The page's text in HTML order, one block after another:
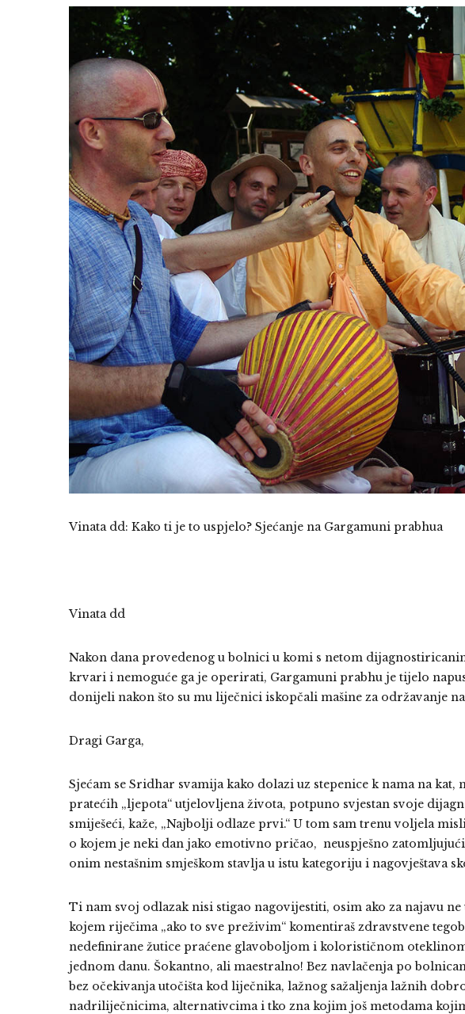
Vinata dd: Kako ti je to uspjelo? Sjećanje na Gargamuni prabhua
Vinata dd
Nakon dana provedenog u bolnici u komi s netom
krvari i nemoguće ga je operirati, Gargamuni prabhu je tijelo
donijeli nakon što su mu liječnici iskopčali mašine za održavanje
Dragi Garga,
Sjećam se Sridhar svamija kako dolazi uz stepenice k nama na
pratećih „ljepota“ utjelovljena života, potpuno svjestan svoje
smiješeći, kaže, „Najbolji odlaze prvi.“ U tom sam trenu voljela
o kojem je neki dan jako emotivno pričao, neuspješno zatomljujući
onim nestašnim smješkom stavlja u istu kategoriju i nagovještava
Ti nam svoj odlazak nisi stigao nagovijestiti, osim ako za najavu
kojem riječima „ako to sve preživim“ komentiraš zdravstvene
nedefinirane žutice praćene glavoboljom i kolorističnom
jednom danu. Šokantno, ali maestralno! Bez navlačenja po
bez očekivanja utočišta kod liječnika, lažnog sažaljenja lažnih
nadriliječnicima, alternativcima i tko zna kojim još metodama